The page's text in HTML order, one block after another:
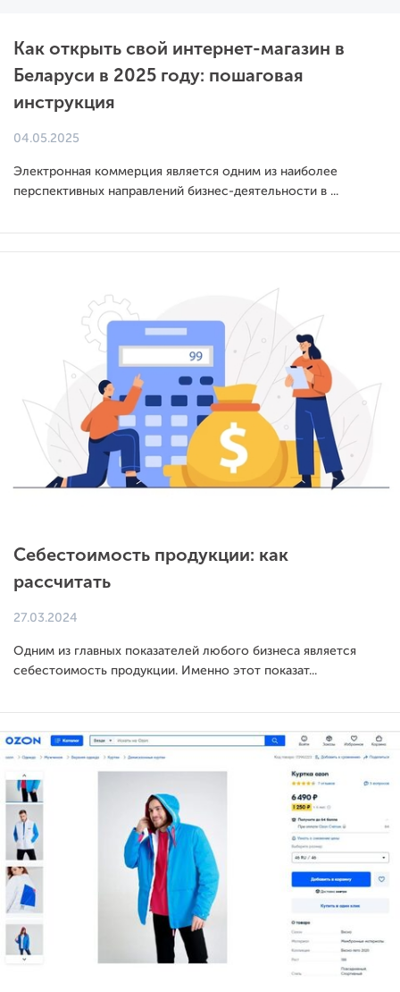
Как открыть свой интернет-магазин в
Беларуси в 2025 году: пошаговая
инструкция
04.05.2025
Электронная коммерция является одним из наиболее
перспективных направлений бизнес-деятельности в ...
Себестоимость продукции: как
рассчитать
27.03.2024
Одним из главных показателей любого бизнеса является
себестоимость продукции. Именно этот показат...